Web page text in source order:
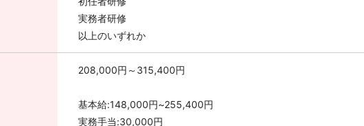
実務者研修
以上のいずれか
208,000円～315,400円
基本給:148,000円~255,400円
実務手当:30,000円